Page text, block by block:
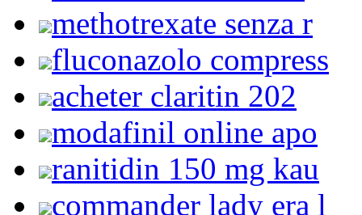
methotrexate senza r
fluconazolo compress
acheter claritin 202
modafinil online apo
ranitidin 150 mg kau
commander lady era l